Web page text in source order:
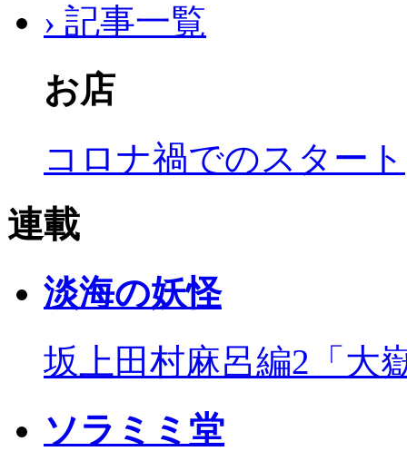
› 記事一覧
お店
コロナ禍でのスタート
連載
淡海の妖怪
坂上田村麻呂編2「大
ソラミミ堂